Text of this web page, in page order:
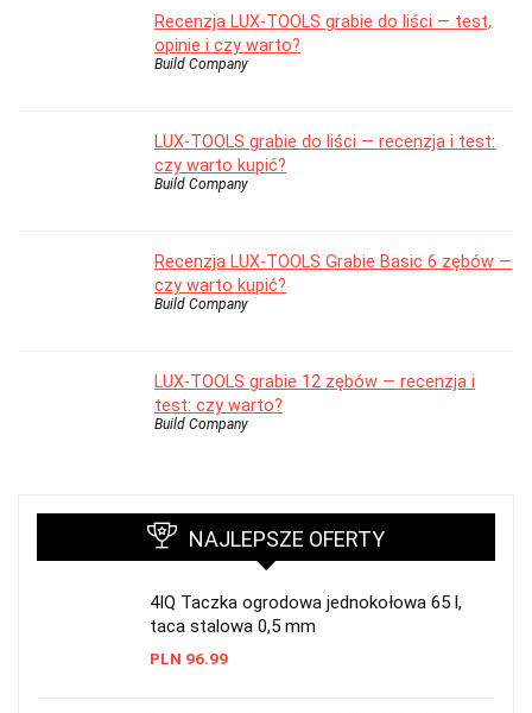
Recenzja LUX-TOOLS grabie do liści — test,
opinie i czy warto?
Build Company
LUX-TOOLS grabie do liści — recenzja i test:
czy warto kupić?
Build Company
Recenzja LUX-TOOLS Grabie Basic 6 zębów —
czy warto kupić?
Build Company
LUX-TOOLS grabie 12 zębów — recenzja i
test: czy warto?
Build Company
NAJLEPSZE OFERTY
4IQ Taczka ogrodowa jednokołowa 65 l,
taca stalowa 0,5 mm
PLN 96.99